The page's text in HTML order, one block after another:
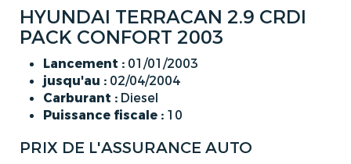
HYUNDAI TERRACAN 2.9 CRDI
PACK CONFORT 2003
Lancement : 01/01/2003
jusqu'au : 02/04/2004
Carburant : Diesel
Puissance fiscale : 10
PRIX DE L'ASSURANCE AUTO